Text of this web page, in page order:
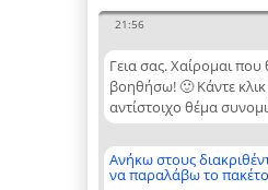
21:56
Γεια σας. Χαίρομαι που
βοηθήσω! 🙂 Κάντε
αντίστοιχο θέμα
Ανήκω στους
να παραλάβω το